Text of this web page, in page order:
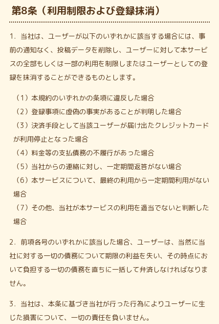
第8条（利用制限および登録抹消）
1．当社は、ユーザーが以下のいずれかに該当する場合には、事
前の通知なく、投稿データを削除し、ユーザーに対して本サービ
スの全部もしくは一部の利用を制限しまたはユーザーとしての登
録を抹消することができるものとします。
（1）本規約のいずれかの条項に違反した場合
（2）登録事項に虚偽の事実があることが判明した場合
（3）決済手段として当該ユーザーが届け出たクレジットカード
が利用停止となった場合
（4）料金等の支払債務の不履行があった場合
（5）当社からの連絡に対し、一定期間返答がない場合
（6）本サービスについて、最終の利用から一定期間利用がない
場合
（7）その他、当社が本サービスの利用を適当でないと判断した
場合
2．前項各号のいずれかに該当した場合、ユーザーは、当然に当
社に対する一切の債務について期限の利益を失い、その時点にお
いて負担する一切の債務を直ちに一括して弁済しなければなりま
せん。
3．当社は、本条に基づき当社が行った行為によりユーザーに生
じた損害について、一切の責任を負いません。